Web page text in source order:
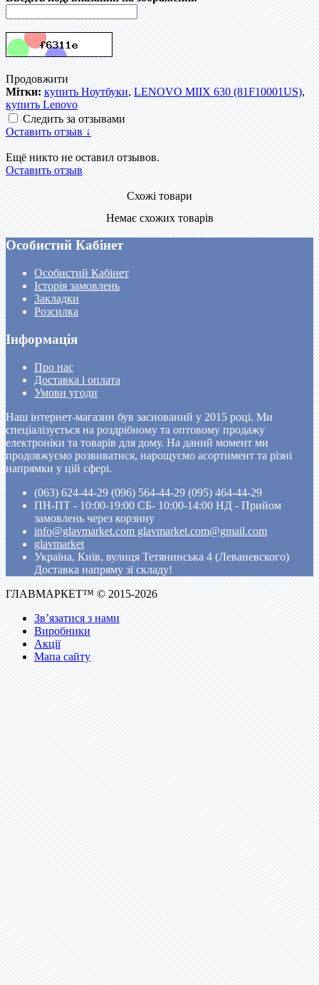
Продовжити
Мітки: купить Ноутбуки,LENOVO MIIX 630 (81F10001US),
купить Lenovo
Следить за отзывами
Оставить отзыв ↓
Ещё никто не оставил отзывов.
Оставить отзыв
Схожі товари
Немає схожих товарів
Особистий Кабінет
Особистий Кабінет
Історія замовлень
Закладки
Розсилка
Інформація
Про нас
Доставка і оплата
Умови угоди
Наш інтернет-магазин був заснований у 2015 році. Ми
спеціалізується на роздрібному та оптовому продажу
електроніки та товарів для дому. На даний момент ми
продовжуємо розвиватися, нарощуємо асортимент та різні
напрямки у цій сфері.
(063) 624-44-29 (096) 564-44-29 (095) 464-44-29
ПН-ПТ - 10:00-19:00 CБ- 10:00-14:00 НД - Прийом
замовлень через корзину
info@glavmarket.com glavmarket.com@gmail.com
glavmarket
Україна, Київ, вулиця Тетянинська 4 (Леваневского)
Доставка напряму зї складу!
ГЛАВМАРКЕТ™ © 2015-2026
Зв’язатися з нами
Виробники
Акції
Мапа сайту